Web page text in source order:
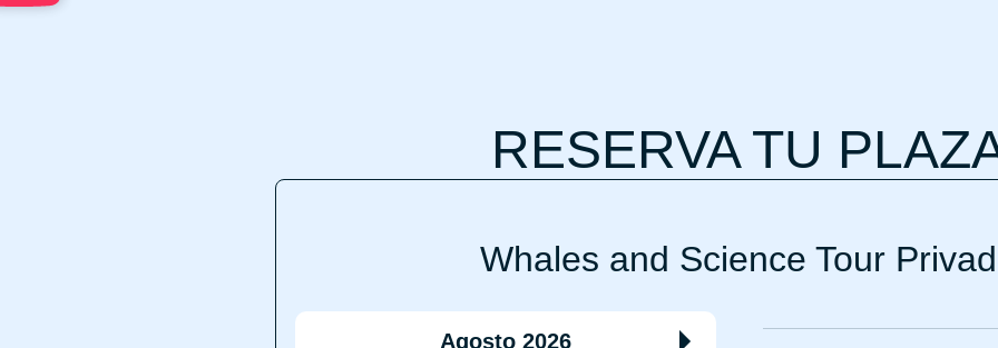
RESERVA TU